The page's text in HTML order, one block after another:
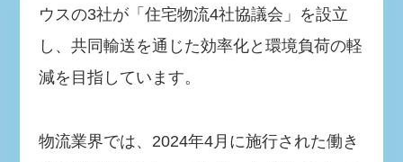
ウスの3社が「住宅物流4社協議会」を設立
し、共同輸送を通じた効率化と環境負荷の軽
減を目指しています。
物流業界では、2024年4月に施行された働き